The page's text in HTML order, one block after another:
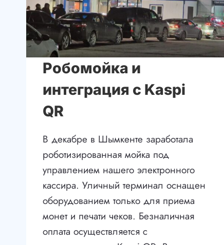
Робомойка и
интеграция с Kaspi
QR
В декабре в Шымкенте заработала
роботизированная мойка под
управлением нашего электронного
кассира. Уличный терминал оснащен
оборудованием только для приема
монет и печати чеков. Безналичная
оплата осуществляется с